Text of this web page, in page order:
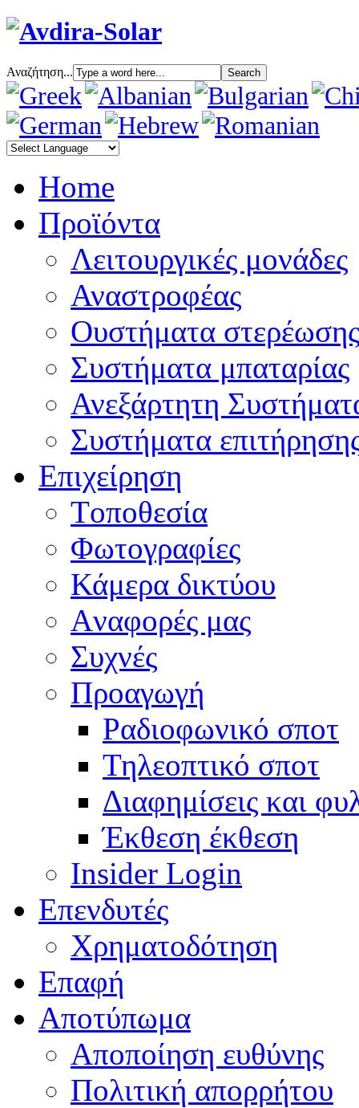
Αναζήτηση...
Home
Προϊόντα
Λειτουργικές μονάδες
Αναστροφέας
Oυστήματα στερέωσης
Συστήματα μπαταρίας
Ανεξάρτητη
Συστήματα
Επιχείρηση
Tοποθεσία
Φωτογραφίες
Κάμερα δικτύου
Aναφορές μας
Συχνές
Προαγωγή
Ραδιοφωνικό σποτ
Τηλεοπτικό σποτ
Διαφημίσεις και
Έκθεση έκθεση
Insider Login
Επενδυτές
Χρηματοδότηση
Eπαφή
Αποτύπωμα
Αποποίηση ευθύνης
Πολιτική απορρήτου